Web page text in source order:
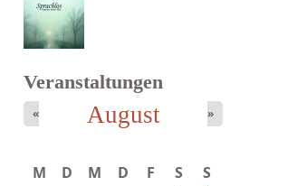
Schnabel, Sigune und Philipp L´...
Sprachlos...
Veranstaltungen
August
« »
M D M D F S
S